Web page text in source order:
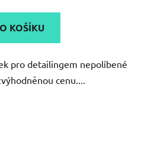
KOŠÍKU
pro detailingem nepolíbené
cenu....